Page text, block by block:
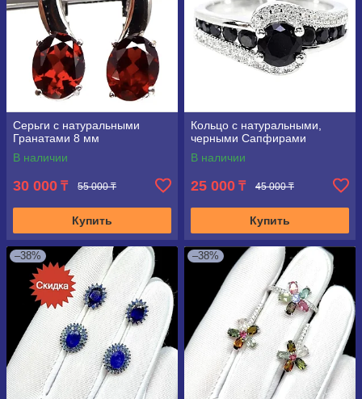
Серьги с натуральными
Гранатами 8 мм
В наличии
30 000 ₸ 55 000 ₸
Купить
Кольцо с натуральными,
черными Сапфирами
В наличии
25 000 ₸ 45 000 ₸
Купить
–38% –38%